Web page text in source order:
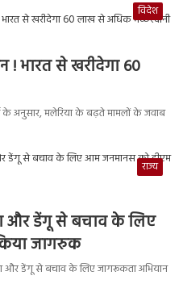
विदेश
! भारत से खरीदेगा 60
के अनुसार, मलेरिया के बढ़ते मामलों के जवाब
राज्य
और डेंगू से बचाव के लिए
जागरुक
डेंगू से बचाव के लिए जागरूकता अभियान